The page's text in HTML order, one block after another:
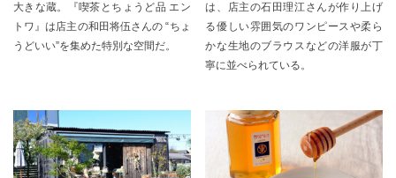
大きな蔵。『喫茶とちょうど品 エン
トワ』は店主の和田将伍さんの “ちょ
うどいい”を集めた特別な空間だ。
は、店主の石田理江さんが作り上げ
る優しい雰囲気のワンピースや柔ら
かな生地のブラウスなどの洋服が丁
寧に並べられている。